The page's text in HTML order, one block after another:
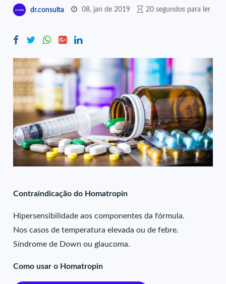
dr.consulta 08, jan de 2019 20 segundos para ler
Contraindicação do Homatropin
Hipersensibilidade aos componentes da fórmula.
Nos casos de temperatura elevada ou de febre.
Síndrome de Down ou glaucoma.
Como usar o Homatropin